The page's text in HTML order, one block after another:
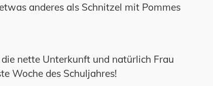
anderes als Schnitzel mit Pommes
nette Unterkunft und natürlich Frau
Woche des Schuljahres!